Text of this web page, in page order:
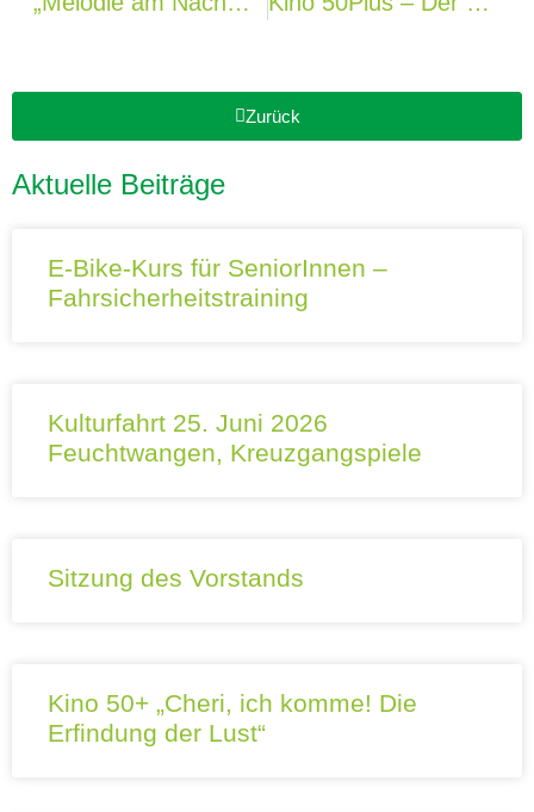
Zurück
Aktuelle Beiträge
E-Bike-Kurs für SeniorInnen –
Fahrsicherheitstraining
Kulturfahrt 25. Juni 2026
Feuchtwangen, Kreuzgangspiele
Sitzung des Vorstands
Kino 50+ „Cheri, ich komme! Die
Erfindung der Lust“